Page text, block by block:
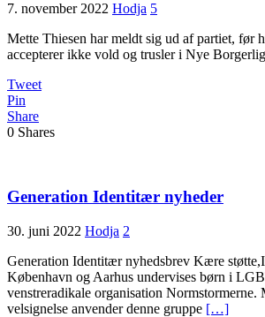
7. november 2022 Hodja 5
Mette Thiesen har meldt sig ud af partiet, før
accepterer ikke vold og trusler i Nye
Tweet
Pin
Share
0 Shares
Generation Identitær nyheder
30. juni 2022 Hodja 2
Generation Identitær nyhedsbrev Kære
København og Aarhus undervises børn i
venstreradikale organisation Normstormerne.
velsignelse anvender denne gruppe […]